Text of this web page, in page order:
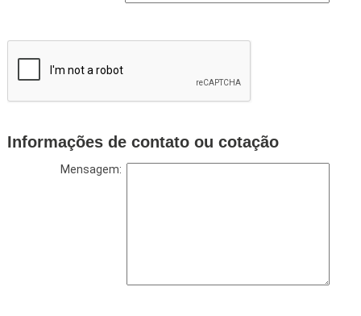
Informações de contato ou cotação
Mensagem: